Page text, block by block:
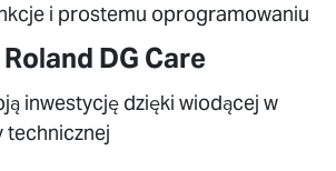
i prostemu oprogramowaniu
DG Care
inwestycję dzięki wiodącej w
technicznej